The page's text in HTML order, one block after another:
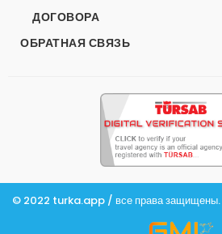
ДОГОВОРА
ОБРАТНАЯ СВЯЗЬ
© 2022 turka.app / все права защищены.